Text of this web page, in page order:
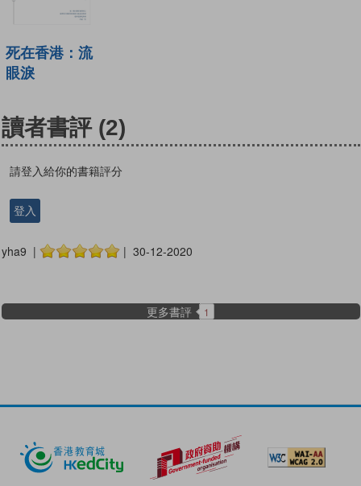
死在香港：流
眼淚
讀者書評 (2)
請登入給你的書籍評分
登入
yha9 | | 30-12-2020
更多書評 1